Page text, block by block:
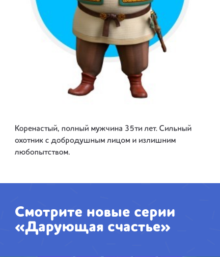
Коренастый, полный мужчина 35ти лет. Сильный
охотник с добродушным лицом и излишним
любопытством.
Смотрите новые серии
«Дарующая счастье»